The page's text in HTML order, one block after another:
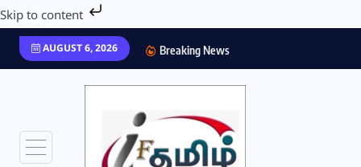
Skip to content
AUGUST 6, 2026 Breaking News